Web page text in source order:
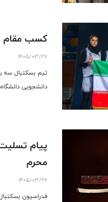
کسب مقام
1405/03/27
تیم بسکتبال سه
دانشجویی
پیام
محرم
1405/03/26
فدراسیون